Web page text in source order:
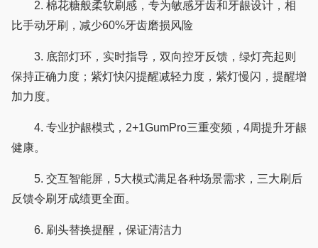
2. 棉花糖般柔软刷感，专为敏感牙齿和牙龈设计，相
比手动牙刷，减少60%牙齿磨损风险
3. 底部灯环，实时指导，双向控牙反馈，绿灯亮起则
保持正确力度；紫灯快闪提醒减轻力度，紫灯慢闪，提醒增
加力度。
4. 专业护龈模式，2+1GumPro三重变频，4周提升牙龈
健康。
5. 交互智能屏，5大模式满足各种场景需求，三大刷后
反馈令刷牙成绩更全面。
6. 刷头替换提醒，保证清洁力